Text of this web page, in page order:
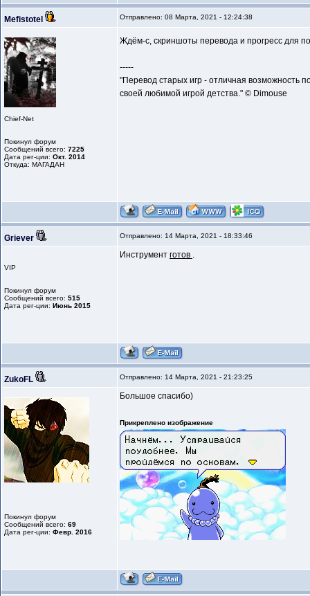
Mefistotel Отправлено: 08 Марта, 2021 - 12:24:38
Chief-Net
Покинул форум
Сообщений всего: 7225
Дата рег-ции: Окт. 2014
Откуда: МАГАДАН
Ждём-с, скриншоты перевода и прогресс для
-----
"Перевод старых игр - отличная возможность
своей любимой игрой детства." © Dimouse
Griever Отправлено: 14 Марта, 2021 - 18:33:46
VIP
Покинул форум
Сообщений всего: 515
Дата рег-ции: Июнь 2015
Инструмент готов .
ZukoFL Отправлено: 14 Марта, 2021 - 21:23:25
Покинул форум
Сообщений всего: 69
Дата рег-ции: Февр. 2016
Большое спасибо)
Прикреплено изображение